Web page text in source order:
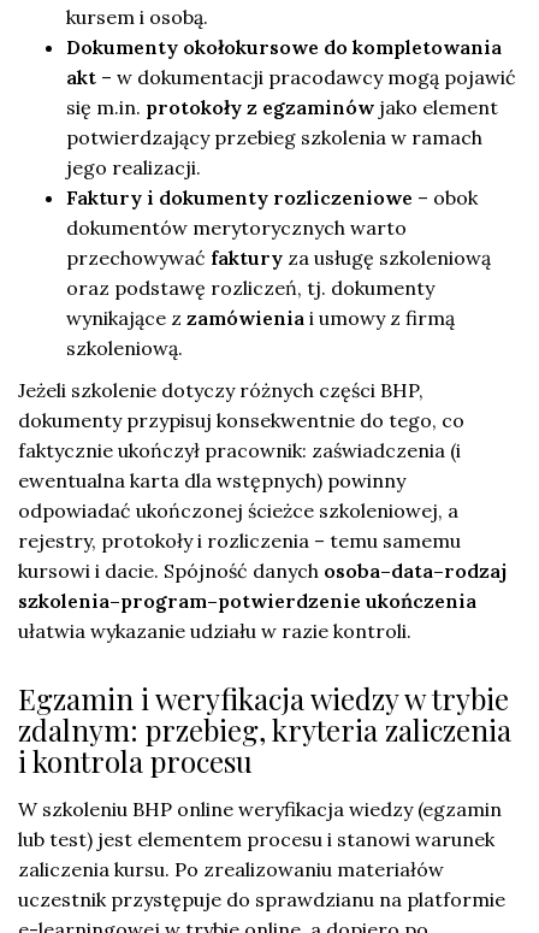
kursem i osobą.
Dokumenty okołokursowe do kompletowania
akt – w dokumentacji pracodawcy mogą pojawić
się m.in. protokoły z egzaminów jako element
potwierdzający przebieg szkolenia w ramach
jego realizacji.
Faktury i dokumenty rozliczeniowe – obok
dokumentów merytorycznych warto
przechowywać faktury za usługę szkoleniową
oraz podstawę rozliczeń, tj. dokumenty
wynikające z zamówienia i umowy z firmą
szkoleniową.
Jeżeli szkolenie dotyczy różnych części BHP,
dokumenty przypisuj konsekwentnie do tego, co
faktycznie ukończył pracownik: zaświadczenia (i
ewentualna karta dla wstępnych) powinny
odpowiadać ukończonej ścieżce szkoleniowej, a
rejestry, protokoły i rozliczenia – temu samemu
kursowi i dacie. Spójność danych osoba–data–rodzaj
szkolenia–program–potwierdzenie ukończenia
ułatwia wykazanie udziału w razie kontroli.
Egzamin i weryfikacja wiedzy w trybie
zdalnym: przebieg, kryteria zaliczenia
i kontrola procesu
W szkoleniu BHP online weryfikacja wiedzy (egzamin
lub test) jest elementem procesu i stanowi warunek
zaliczenia kursu. Po zrealizowaniu materiałów
uczestnik przystępuje do sprawdzianu na platformie